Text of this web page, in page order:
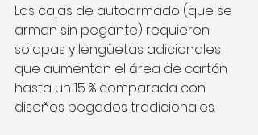
Las cajas de autoarmado (que se
arman sin pegante) requieren
solapas y lengüetas adicionales
que aumentan el área de cartón
hasta un 15 % comparada con
diseños pegados tradicionales.